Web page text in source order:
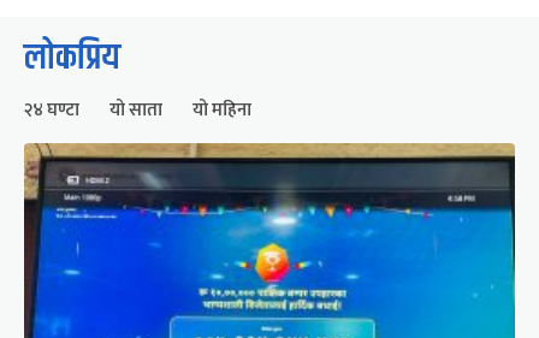
लोकप्रिय
२४ घण्टा यो साता यो महिना